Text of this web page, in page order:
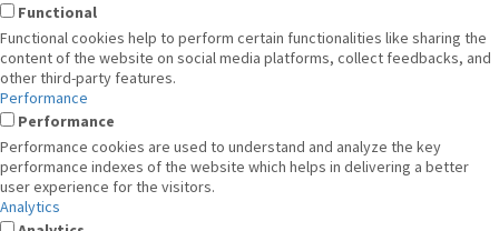
Functional
Functional cookies help to perform certain functionalities like sharing the
content of the website on social media platforms, collect feedbacks, and
other third-party features.
Performance
Performance
Performance cookies are used to understand and analyze the key
performance indexes of the website which helps in delivering a better
user experience for the visitors.
Analytics